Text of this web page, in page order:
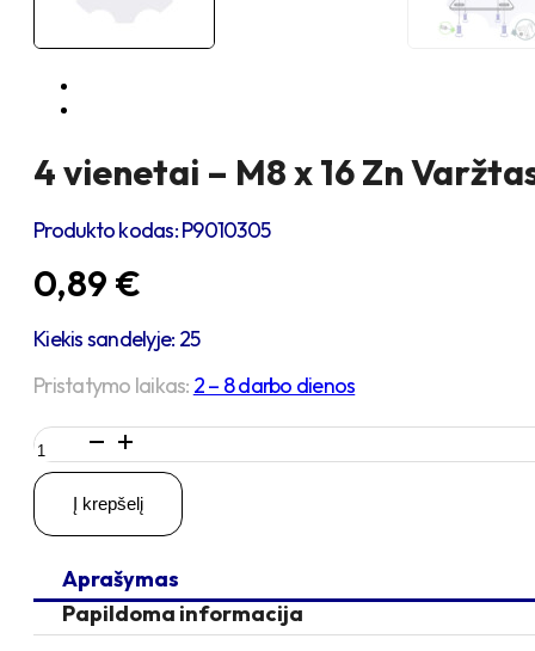
4 vienetai – M8 x 16 Zn
Produkto kodas:P9010305
0,89 €
Kiekis sandelyje: 25
Pristatymo laikas: 2 – 8 darbo dienos
produkto
kiekis:
4
vienetai
–
16
Zn
Į krepšelį
Aprašymas
Papildoma informacija